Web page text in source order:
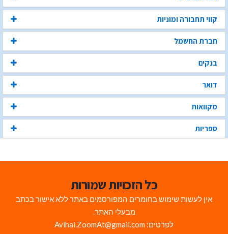
קווי תחבורה ומוניות
חברת החשמל
בנקים
דואר
מקוואות
ספריות
כל הזכויות שמורות
אין לעשות שימוש בחומרים המפורסמים באתר ללא אישור בכתב
מבעלי האתר.
לפרטים: Avihai.ZoomAt@gmail.com